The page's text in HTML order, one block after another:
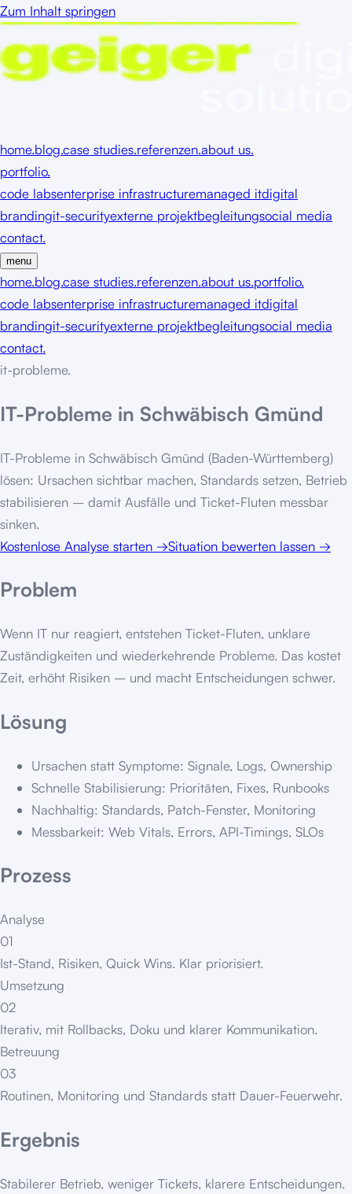
Zum Inhalt springen
home.blog.case studies.referenzen.about us.
portfolio.
code labsenterprise infrastructuremanaged itdigital
brandingit-securityexterne projektbegleitungsocial media
contact.
menu
home.blog.case studies.referenzen.about us.portfolio.
code labsenterprise infrastructuremanaged itdigital
brandingit-securityexterne projektbegleitungsocial media
contact.
it-probleme.
IT-Probleme in Schwäbisch Gmünd
IT-Probleme in Schwäbisch Gmünd (Baden-Württemberg)
lösen: Ursachen sichtbar machen, Standards setzen, Betrieb
stabilisieren – damit Ausfälle und Ticket-Fluten messbar
sinken.
Kostenlose Analyse starten →Situation bewerten lassen →
Problem
Wenn IT nur reagiert, entstehen Ticket-Fluten, unklare
Zuständigkeiten und wiederkehrende Probleme. Das kostet
Zeit, erhöht Risiken – und macht Entscheidungen schwer.
Lösung
Ursachen statt Symptome: Signale, Logs, Ownership
Schnelle Stabilisierung: Prioritäten, Fixes, Runbooks
Nachhaltig: Standards, Patch-Fenster, Monitoring
Messbarkeit: Web Vitals, Errors, API-Timings, SLOs
Prozess
Analyse
01
Ist-Stand, Risiken, Quick Wins. Klar priorisiert.
Umsetzung
02
Iterativ, mit Rollbacks, Doku und klarer Kommunikation.
Betreuung
03
Routinen, Monitoring und Standards statt Dauer-Feuerwehr.
Ergebnis
Stabilerer Betrieb, weniger Tickets, klarere Entscheidungen.